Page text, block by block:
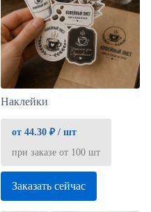
Наклейки
от 44.30 ₽ / шт
при заказе от 100 шт
Заказать сейчас